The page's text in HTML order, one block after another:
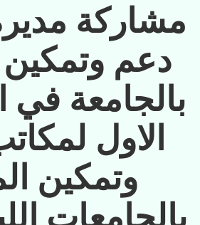
مشاركة
دعم وتمكين
بالجامعة في
الاول
وتمكين